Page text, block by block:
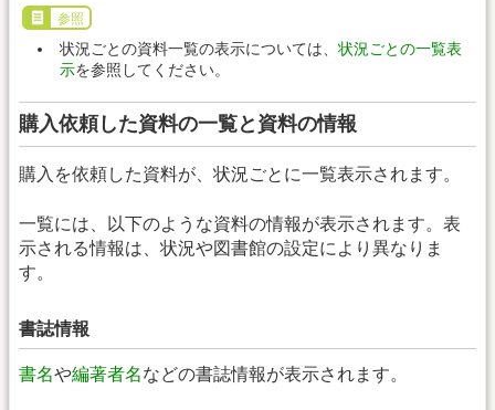
参照
状況ごとの資料一覧の表示については、 状況ごとの一覧表
示を参照してください。
購入依頼した資料の一覧と資料の情報
購入を依頼した資料が、状況ごとに一覧表示されます。
一覧には、以下のような資料の情報が表示されます。表
示される情報は、状況や図書館の設定により異なりま
す。
書誌情報
書名や編著者名などの書誌情報が表示されます。